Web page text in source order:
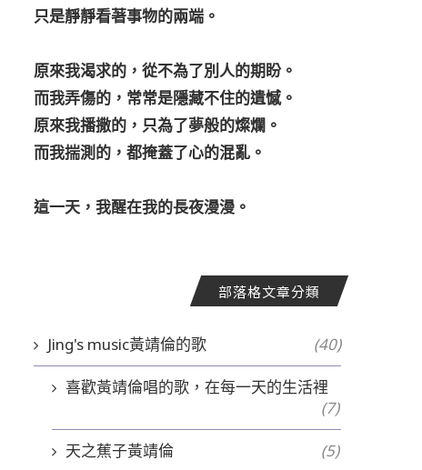
只是靜靜看著事物的兩端。
原來我渴求的，從不為了別人的期盼。
而我弄傷的，常常是隱藏不住的遺憾。
原來我播撒的，只為了夢般的燦爛。
而我揣測的，都掩蓋了心的混亂。
這一天，我醒在我的長夜漫漫。
部落格文章分類
Jing's music黃靖倫的歌 (40)
喜歡黃靖倫唱的歌，在每一天的生活裡
(7)
天之蕉子黃靖倫 (5)